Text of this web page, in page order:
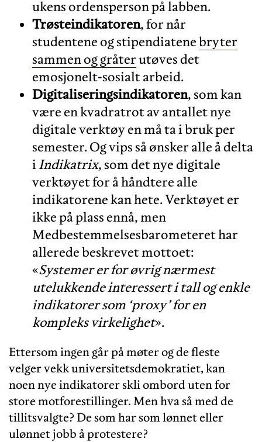
ukens ordensperson på labben.
Trøsteindikatoren, for når
studentene og stipendiatenebryter
sammen og gråterutøves det
emosjonelt-sosialt arbeid.
Digitaliseringsindikatoren, som kan
være en kvadratrot av antallet nye
digitale verktøy en må ta i bruk per
semester. Og vips så ønsker alle å delta
iIndikatrix, som det nye digitale
verktøyet for å håndtere alle
indikatorene kan hete. Verktøyet er
ikke på plass ennå, men
Medbestemmelsesbarometeret har
allerede beskrevet mottoet:
«Systemer er for øvrig nærmest
utelukkende interessert i tall og enkle
indikatorer som ‘proxy’ for en
kompleks virkelighet».
Ettersom ingen går på møter og de fleste
velger vekk universitetsdemokratiet, kan
noen nye indikatorer skli ombord uten for
store motforestillinger. Men hva så med de
tillitsvalgte? De som har som lønnet eller
ulønnet jobb å protestere?